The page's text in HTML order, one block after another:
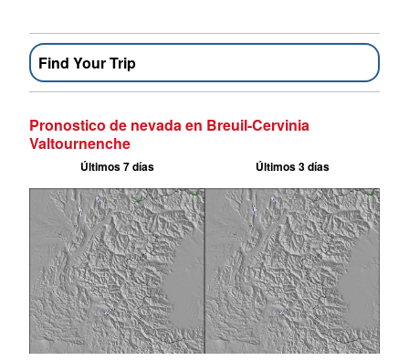
Find Your Trip
Pronostico de nevada en Breuil-Cervinia
Valtournenche
Últimos 7 días Últimos 3 días